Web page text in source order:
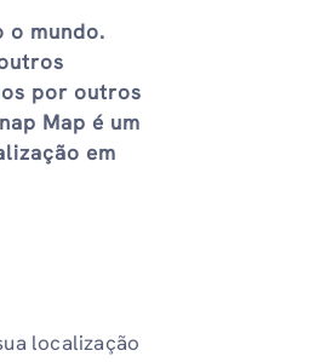
o mundo.
por outros
Map é um
em
localização